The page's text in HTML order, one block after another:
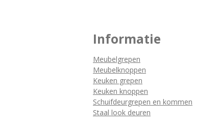
Informatie
Meubelgrepen
Meubelknoppen
Keuken grepen
Keuken knoppen
Schuifdeurgrepen en kommen
Staal look deuren